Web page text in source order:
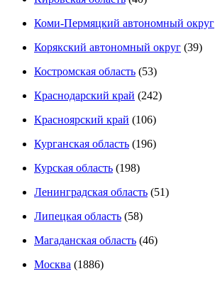
Коми-Пермяцкий автономный округ
Корякский автономный округ (39)
Костромская область (53)
Краснодарский край (242)
Красноярский край (106)
Курганская область (196)
Курская область (198)
Ленинградская область (51)
Липецкая область (58)
Магаданская область (46)
Москва (1886)